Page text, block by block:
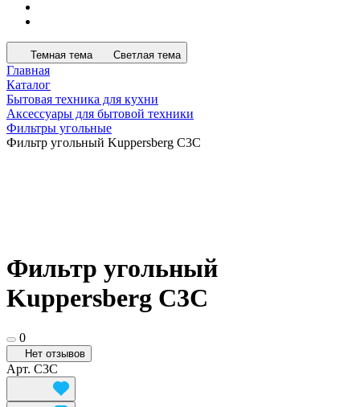
Темная тема Светлая тема
Главная
Каталог
Бытовая техника для кухни
Аксессуары для бытовой техники
Фильтры угольные
Фильтр угольный Kuppersberg C3C
Фильтр угольный
Kuppersberg C3C
0
Нет отзывов
Арт. C3C